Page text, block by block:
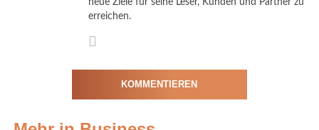
Maximilian Fritzdabei die Art der Veränderung. Er
versteht seine Arbeit als evolutionären Prozess, nicht als
radikalen Umbruch.
Unternehmer sollen nicht ihr gesamtes Leben neu erfinden,
sondern bestehende Strukturen verfeinern und bewusster
ermöglicht nachhaltige Entwicklung ohne Kontrollverlust.
erreichen.
KOMMENTIEREN